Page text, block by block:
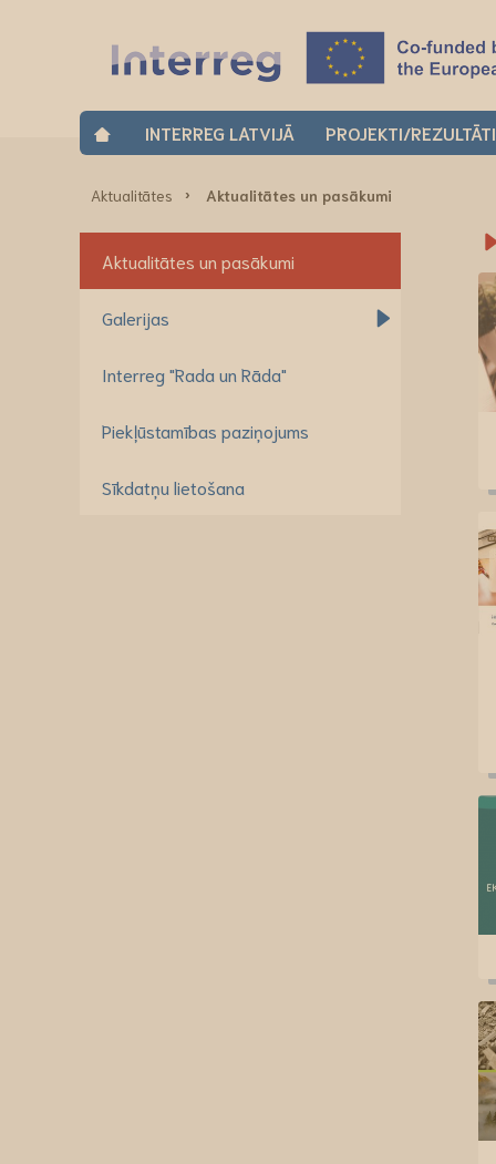
INTERREG LATVIJĀ PROJEKTI/REZULTĀTI
Aktualitātes Aktualitātes un pasākumi
Aktualitātes un pasākumi
Galerijas
Interreg "Rada un Rāda"
Piekļūstamības paziņojums
Sīkdatņu lietošana